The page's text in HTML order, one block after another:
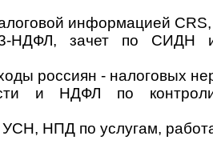
информацией
НДФЛ, зачет по СИДН и
россиян - налоговых
и НДФЛ по
НПД по услугам,